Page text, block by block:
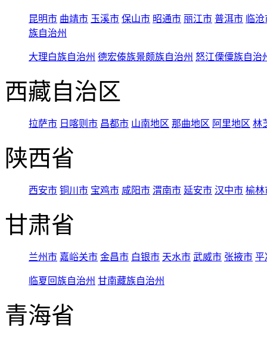
昆明市 曲靖市 玉溪市 保山市 昭通市 丽江市 普洱市 临
族自治州
大理白族自治州 德宏傣族景颇族自治州 怒江傈僳族自治
西藏自治区
拉萨市 日喀则市 昌都市 山南地区 那曲地区 阿里地区 林
陕西省
西安市 铜川市 宝鸡市 咸阳市 渭南市 延安市 汉中市 榆林
甘肃省
兰州市 嘉峪关市 金昌市 白银市 天水市 武威市 张掖市 平
临夏回族自治州 甘南藏族自治州
青海省